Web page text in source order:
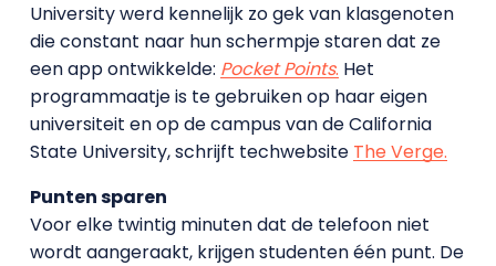
University werd kennelijk zo gek van klasgenoten
die constant naar hun schermpje staren dat ze
een app ontwikkelde: Pocket Points. Het
programmaatje is te gebruiken op haar eigen
universiteit en op de campus van de California
State University, schrijft techwebsite The Verge.
Punten sparen
Voor elke twintig minuten dat de telefoon niet
wordt aangeraakt, krijgen studenten één punt. De